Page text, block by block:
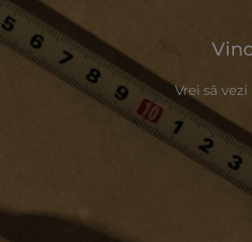
Vrei să